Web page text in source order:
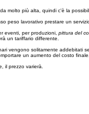
molto più alta, quindi c'è la
peso lavorativo prestare un
eventi, per produzioni, pittura del
un tariffario differente.
vengono solitamente addebitati
un aumento del costo finale.
il prezzo varierà.